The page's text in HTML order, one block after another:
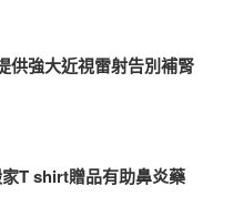
供強大近視雷射告別補腎
T shirt贈品有助鼻炎藥